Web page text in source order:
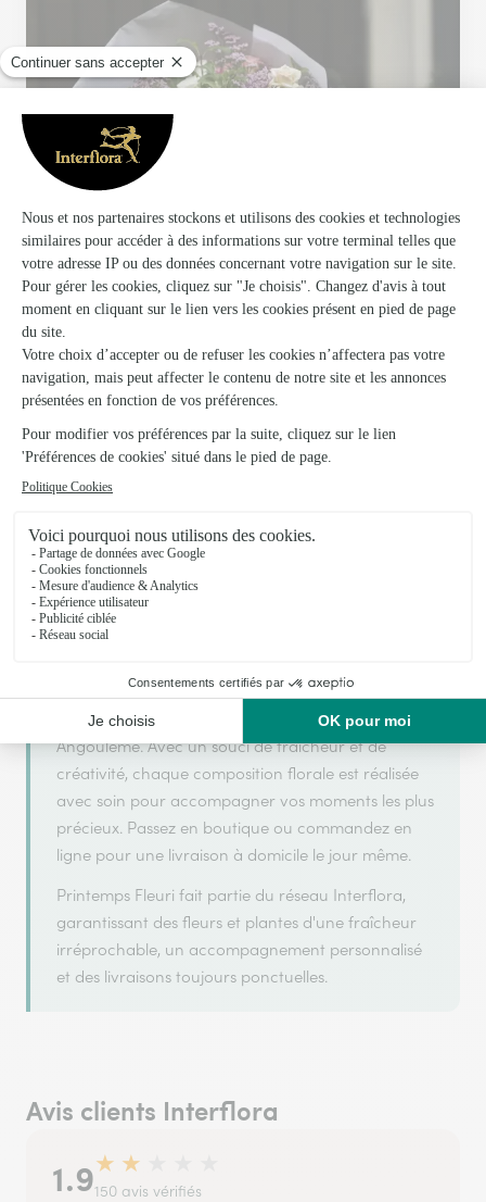
Votre fleuriste artisan à Angouleme
Printemps Fleuri s'appuie sur son partenariat avec
Interflora, réseau de transmission florale de
référence, pour vous garantir un service de qualité.
Printemps Fleuri est un fleuriste artisan situé à
Angouleme. Avec un souci de fraîcheur et de
créativité, chaque composition florale est réalisée
avec soin pour accompagner vos moments les plus
précieux. Passez en boutique ou commandez en
ligne pour une livraison à domicile le jour même.
Printemps Fleuri fait partie du réseau Interflora,
garantissant des fleurs et plantes d'une fraîcheur
irréprochable, un accompagnement personnalisé
et des livraisons toujours ponctuelles.
Avis clients Interflora
1.9★ ★
150 avis vérifiés